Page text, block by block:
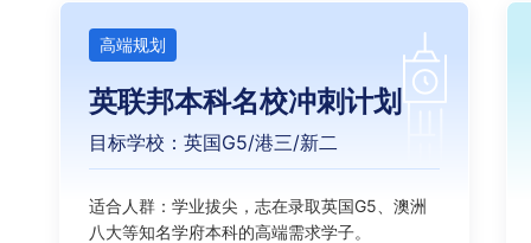
高端规划
英联邦本科名校冲刺计划
目标学校：英国G5/港三/新二
适合人群：学业拔尖，志在录取英国G5、澳洲
八大等知名学府本科的高端需求学子。